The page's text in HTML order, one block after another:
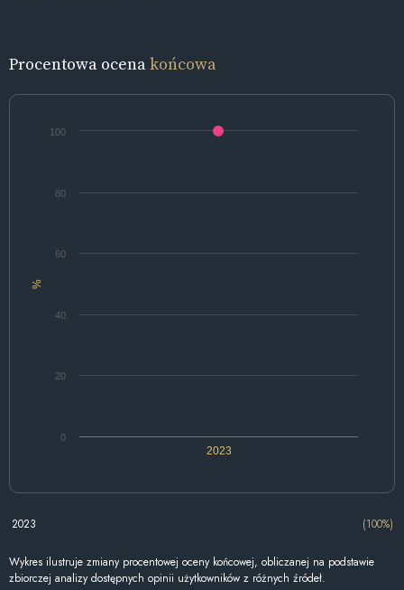
Procentowa ocenakońcowa
%
2023
0
20
40
60
80
100
2023 (100%)
Wykres ilustruje zmiany procentowej oceny końcowej, obliczanej na podstawie
zbiorczej analizy dostępnych opinii użytkowników z różnych źródeł.